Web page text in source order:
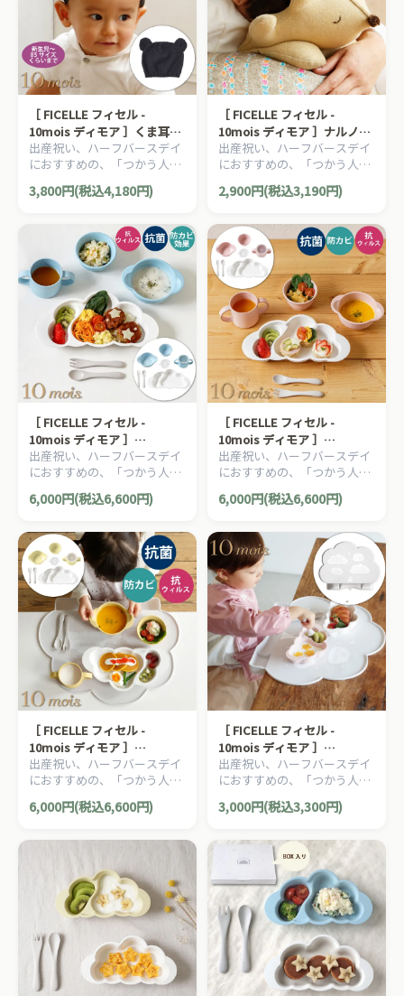
［ FICELLE フィセル -
10mois ディモア ］くま耳ニ
ットキャップ 日本製 新生児
～85サイズくらいまで オール
シーズン
出産祝い、ハーフバースデイ
におすすめの、「つかう人が
大切に出産準備グッズ、
ビー用品です。
3,800円(税込4,180円)
［ FICELLE フィセル -
10mois ディモア ］ナルノア
ピロー きつね イエロー 日本
製 お昼寝 赤ちゃん 枕
出産祝い、ハーフバースデイ
におすすめの、「つかう人が
大切に出産準備グッズ、
ビー用品です。
2,900円(税込3,190円)
［ FICELLE フィセル -
10mois ディモア ］
mamamanma grande ママ
マンマ グランデ セット ブル
ー 日本製 お食い初め
出産祝い、ハーフバースデイ
におすすめの、「つかう人が
大切に出産準備グッズ、
ビー用品です。
6,000円(税込6,600円)
［ FICELLE フィセル -
10mois ディモア ］
mamamanma grande ママ
マンマ グランデ セット ピン
ク 日本製 お食い初め
出産祝い、ハーフバースデイ
におすすめの、「つかう人が
大切に出産準備グッズ、
ビー用品です。
6,000円(税込6,600円)
［ FICELLE フィセル -
10mois ディモア ］
mamamanma grande ママ
マンマ グランデ セット フ
レンチバニラ 日本製 お食い
初め
出産祝い、ハーフバースデイ
におすすめの、「つかう人が
大切に出産準備グッズ、
ビー用品です。
6,000円(税込6,600円)
［ FICELLE フィセル -
10mois ディモア ］
mamamanma マママンマ
お食事シリコンマット
出産祝い、ハーフバースデイ
におすすめの、「つかう人が
大切に出産準備グッズ、
ビー用品です。
3,000円(税込3,300円)